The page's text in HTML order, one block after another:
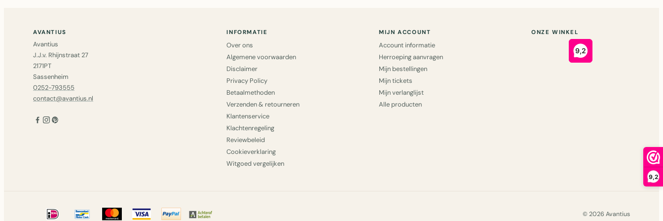
9,2
AVANTIUS
Avantius
J.J.v. Rhijnstraat 27
2171PT
Sassenheim
0252-793555
contact@avantius.nl
INFORMATIE
Over ons
Algemene voorwaarden
Disclaimer
Privacy Policy
Betaalmethoden
Verzenden & retourneren
Klantenservice
Klachtenregeling
Reviewbeleid
Cookieverklaring
Witgoed vergelijken
MIJN ACCOUNT
Account informatie
Herroeping aanvragen
Mijn bestellingen
Mijn tickets
Mijn verlanglijst
Alle producten
ONZE WINKEL
© 2026 Avantius